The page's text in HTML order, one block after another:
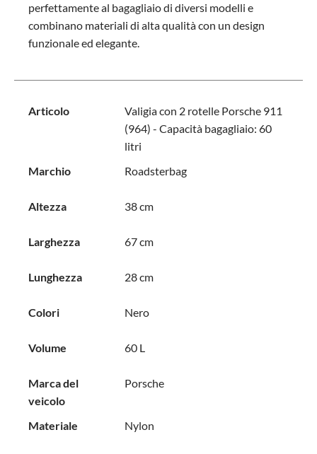
perfettamente al bagagliaio di diversi modelli e
combinano materiali di alta qualità con un design
funzionale ed elegante.
Articolo
Valigia con 2 rotelle Porsche 911
(964) - Capacità bagagliaio: 60
litri
Marchio
Roadsterbag
Altezza 38 cm
Larghezza 67 cm
Lunghezza 28 cm
Colori Nero
Volume 60 L
Marca del
veicolo
Porsche
Materiale Nylon